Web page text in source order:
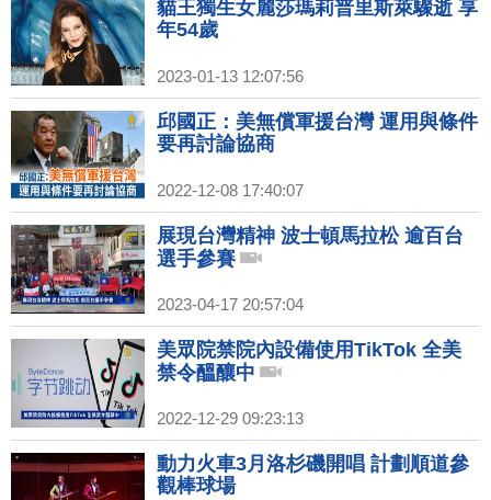
貓王獨生女麗莎瑪莉普里斯萊驟逝 享
年54歲
2023-01-13 12:07:56
邱國正：美無償軍援台灣 運用與條件
要再討論協商
2022-12-08 17:40:07
展現台灣精神 波士頓馬拉松 逾百台
選手參賽
2023-04-17 20:57:04
美眾院禁院內設備使用TikTok 全美
禁令醞釀中
2022-12-29 09:23:13
動力火車3月洛杉磯開唱 計劃順道參
觀棒球場